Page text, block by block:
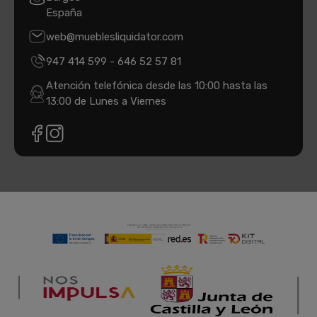
España
web@mueblesliquidator.com
947 414 599 - 646 52 57 81
Atención telefónica desde las 10:00 hasta las
13:00 de Lunes a Viernes